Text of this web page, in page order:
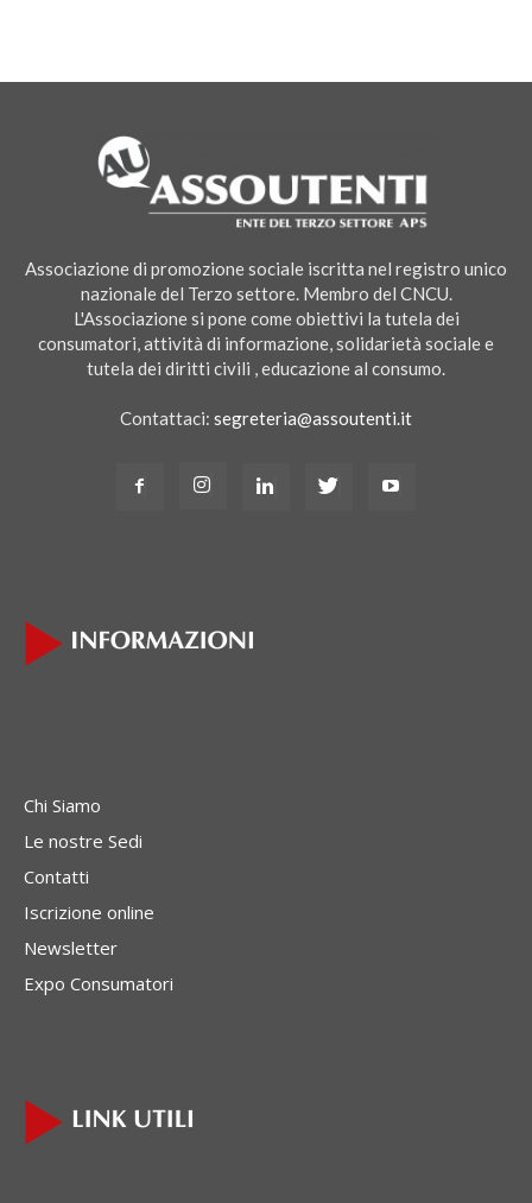
Associazione di promozione sociale iscritta nel registro unico
nazionale del Terzo settore. Membro del CNCU.
L'Associazione si pone come obiettivi la tutela dei
consumatori, attività di informazione, solidarietà sociale e
tutela dei diritti civili , educazione al consumo.
Contattaci: segreteria@assoutenti.it
Chi Siamo
Le nostre Sedi
Contatti
Iscrizione online
Newsletter
Expo Consumatori